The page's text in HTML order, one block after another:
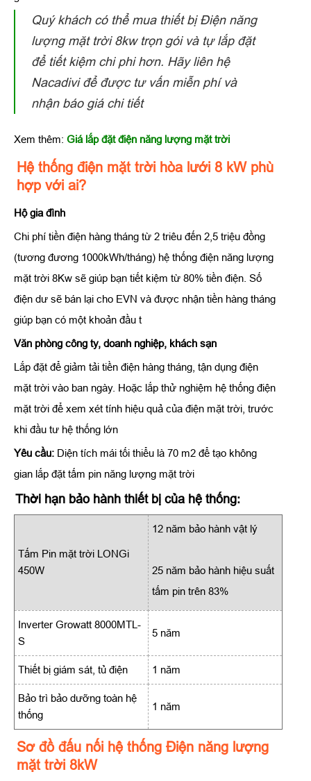
Quý khách có thể mua thiết bị Điện năng
lượng mặt trời 8kw trọn gói và tự lắp đặt
để tiết kiệm chi phi hơn. Hãy liên hệ
Nacadivi để được tư vấn miễn phí và
nhận báo giá chi tiết
Xem thêm: Giá lắp đặt điện năng lượng mặt trời
Hệ thống điện mặt trời hòa lưới 8 kW phù
hợp với ai?
Hộ gia đình
Chi phí tiền điện hàng tháng từ 2 triêu đến 2,5 triệu đồng
(tương đương 1000kWh/tháng) hệ thống điện năng lượng
mặt trời 8Kw sẽ giúp bạn tiết kiệm từ 80% tiền điện. Số
điện dư sẽ bán lại cho EVN và được nhận tiền hàng tháng
giúp bạn có một khoản đầu t
Văn phòng công ty, doanh nghiệp, khách sạn
Lắp đặt để giảm tải tiền điện hàng tháng, tận dụng điện
mặt trời vào ban ngày. Hoặc lắp thử nghiệm hệ thống điện
mặt trời để xem xét tính hiệu quả của điện mặt trời, trước
khi đầu tư hệ thống lớn
Yêu cầu: Diện tích mái tối thiểu là 70 m2 để tạo không
gian lắp đặt tấm pin năng lượng mặt trời
Thời hạn bảo hành thiết bị của hệ thống:
Tấm Pin mặt trời LONGi
450W
12 năm bảo hành vật lý
25 năm bảo hành hiệu suất
tấm pin trên 83%
Inverter Growatt 8000MTL-
S
5 năm
Thiết bị giám sát, tủ điện 1 năm
Bảo trì bảo dưỡng toàn hệ
thống
1 năm
Sơ đồ đấu nối hệ thống Điện năng lượng
mặt trời 8kW